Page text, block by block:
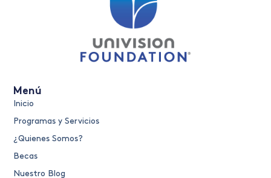
Menú
Inicio
Programas y Servicios
¿Quienes Somos?
Becas
Nuestro Blog